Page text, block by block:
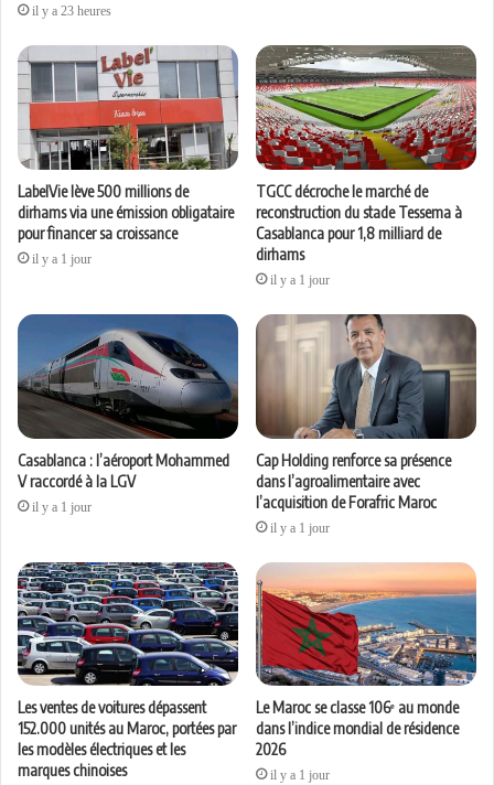
il y a 23 heures
LabelVie lève 500 millions de
dirhams via une émission obligataire
pour financer sa croissance
il y a 1 jour
TGCC décroche le marché de
reconstruction du stade Tessema à
Casablanca pour 1,8 milliard de
dirhams
il y a 1 jour
Casablanca : l’aéroport Mohammed
V raccordé à la LGV
il y a 1 jour
Cap Holding renforce sa présence
dans l’agroalimentaire avec
l’acquisition de Forafric Maroc
il y a 1 jour
Les ventes de voitures dépassent
152.000 unités au Maroc, portées par
les modèles électriques et les
marques chinoises
Le Maroc se classe 106ᵉ au monde
dans l’indice mondial de résidence
2026
il y a 1 jour